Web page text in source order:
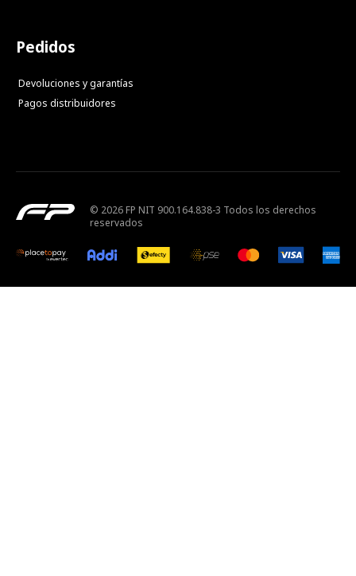
Pedidos
Devoluciones y garantías
Pagos distribuidores
© 2026 FP NIT 900.164.838-3 Todos los derechos
reservados